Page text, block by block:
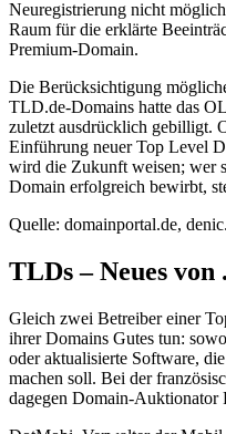
Neuregistrierung nicht
Raum für die erklärte
Premium-Domain.
Die Berücksichtigung
TLD.de-Domains hatte das
zuletzt ausdrücklich gebilligt.
Einführung neuer Top Level
wird die Zukunft weisen; wer
Domain erfolgreich bewirbt,
Quelle: domainportal.de,
TLDs – Neues
Gleich zwei Betreiber einer
ihrer Domains Gutes tun:
oder aktualisierte Software,
machen soll. Bei der
dagegen Domain-Auktionator